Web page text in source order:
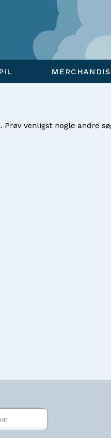
venligst nogle andre